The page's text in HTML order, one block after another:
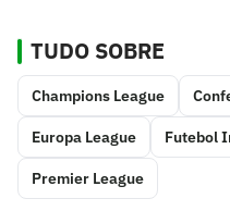
TUDO SOBRE
Champions League
Europa League Futebol
Premier League